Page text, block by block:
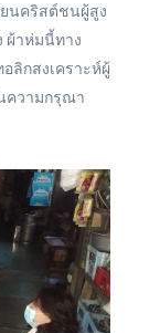
ยนคริสต์ชนผู้สูง
ผ้าห่มนี้ทาง
ลิกสงเคราะห์ผู้
ความกรุณา